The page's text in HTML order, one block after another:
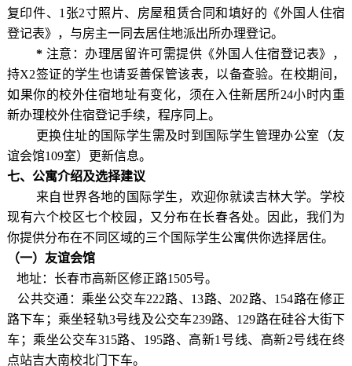
复印件、1张2寸照片、房屋租赁合同和填好的《外国人住宿
登记表》，与房主一同去居住地派出所办理登记。
*注意：办理居留许可需提供《外国人住宿登记表》，
持X2签证的学生也请妥善保管该表，以备查验。在校期间，
如果你的校外住宿地址有变化，须在入住新居所24小时内重
新办理校外住宿登记手续，程序同上。
更换住址的国际学生需及时到国际学生管理办公室（友
谊会馆109室）更新信息。
七、 公寓介绍及选择建议
来自世界各地的国际学生，欢迎你就读吉林大学。学校
现有六个校区七个校园，又分布在长春各处。因此，我们为
你提供分布在不同区域的三个国际学生公寓供你选择居住。
（一）友谊会馆
地址：长春市高新区修正路1505号。
公共交通：乘坐公交车222路、13路、202路、154路在修正
路下车；乘坐轻轨3号线及公交车239路、129路在硅谷大街下
车；乘坐公交车315路、195路、高新1号线、高新2号线在终
点站吉大南校北门下车。